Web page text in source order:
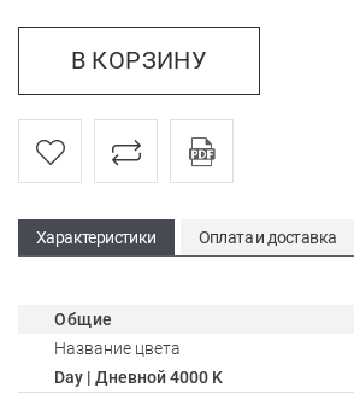
В КОРЗИНУ
Характеристики Оплата и доставка
Общие
Название цвета
Day | Дневной 4000 K